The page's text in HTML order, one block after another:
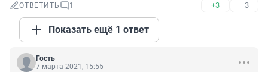
ОТВЕТИТЬ 1 +3 –3
Показать ещё 1 ответ
Гость
7 марта 2021, 15:55